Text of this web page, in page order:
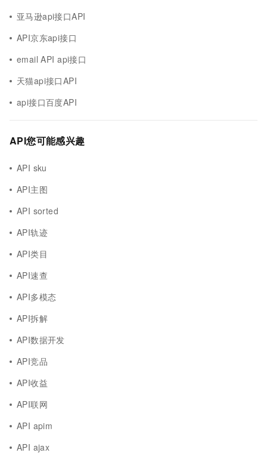
亚马逊api接口API
API京东api接口
email API api接口
天猫api接口API
api接口百度API
API您可能感兴趣
API sku
API主图
API sorted
API轨迹
API类目
API速查
API多模态
API拆解
API数据开发
API竞品
API收益
API联网
API apim
API ajax